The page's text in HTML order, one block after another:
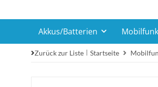
Akkus/Batterien
Zurück zur Liste Startseite